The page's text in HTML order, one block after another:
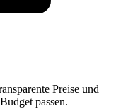
Preise und
passen.